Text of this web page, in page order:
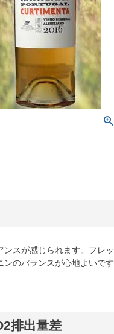
スが感じられます。フレッ
のバランスが心地よいです
排出量差